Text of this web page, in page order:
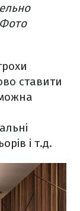
Фото
ставити
і т.д.